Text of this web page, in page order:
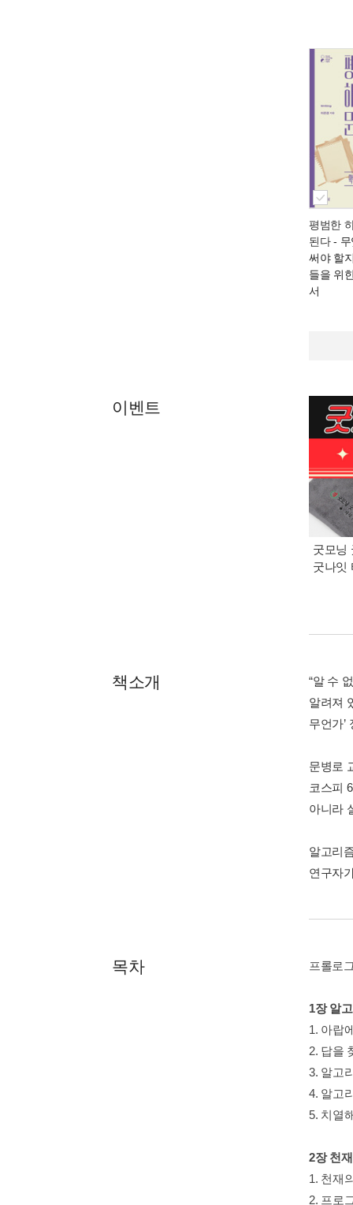
평범한
된다- 무
써야 할
들을 위
서
이벤트
굿모닝
굿나잇
책소개
“알 수
알려져
무언가
문병로
코스피
아니라
알고리
연구자
목차 프롤로
1장 알
1. 아랍
2. 답을
3. 알고
4. 알고
5. 치열
2장 천
1. 천재
2. 프로